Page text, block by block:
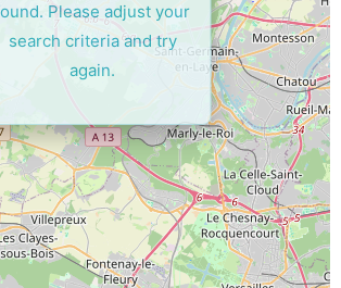
Please adjust your
search criteria and try
again.